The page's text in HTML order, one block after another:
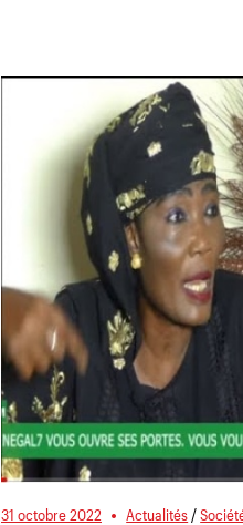
31 octobre 2022 Actualités /